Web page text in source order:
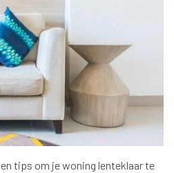
tips om je woning lenteklaar te